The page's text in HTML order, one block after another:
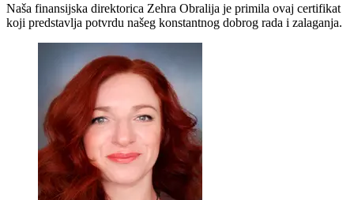
Naša finansijska direktorica Zehra Obralija je primila ovaj certifikat
koji predstavlja potvrdu našeg konstantnog dobrog rada i zalaganja.